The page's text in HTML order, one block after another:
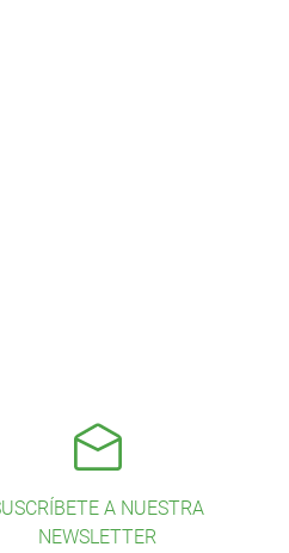
A NUESTRA
NEWSLETTER